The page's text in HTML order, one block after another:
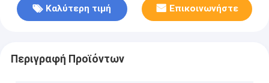
Καλύτερη τιμή Επικοινωνήστε
Περιγραφή Προϊόντων